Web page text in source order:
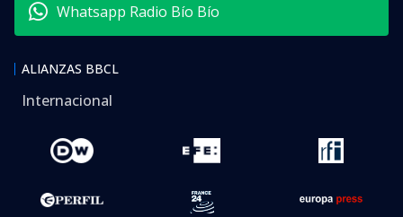
Whatsapp Radio Bío Bío
ALIANZAS BBCL
Internacional